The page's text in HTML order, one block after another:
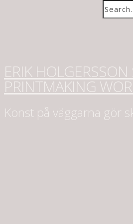
ERIK
PRINTMAKING
Konst på väggarna gör